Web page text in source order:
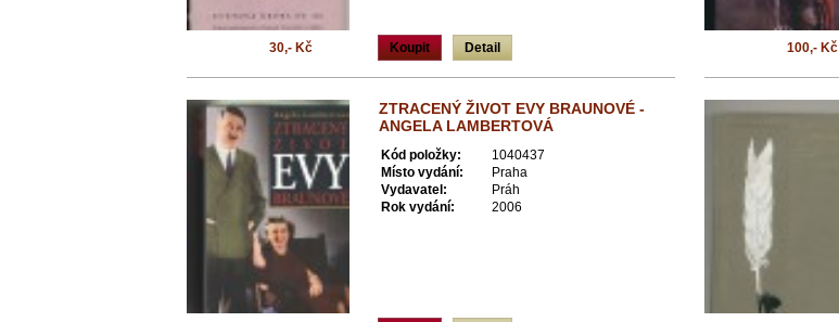
Koupit Detail
30,- Kč 100,- Kč
ZTRACENÝ ŽIVOT EVY BRAUNOVÉ -
ANGELA LAMBERTOVÁ
Kód položky:
1040437
Místo vydání:
Praha
Vydavatel:
Práh
Rok vydání:
2006